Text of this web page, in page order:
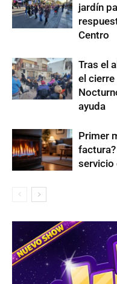
jardín
Centro
Tras el
el
ayuda
Primer
servicio